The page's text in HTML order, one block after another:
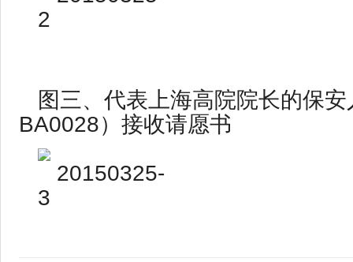
图三、代表上海高院院长的保
BA0028）接收请愿书